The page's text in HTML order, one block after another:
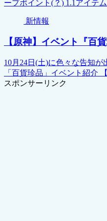
ープポイント(？) 1.1アイテ
新情報
【原神】イベント『百
10月24日(土)に色々な告知
「百貨珍品」イベント紹介
スポンサーリンク